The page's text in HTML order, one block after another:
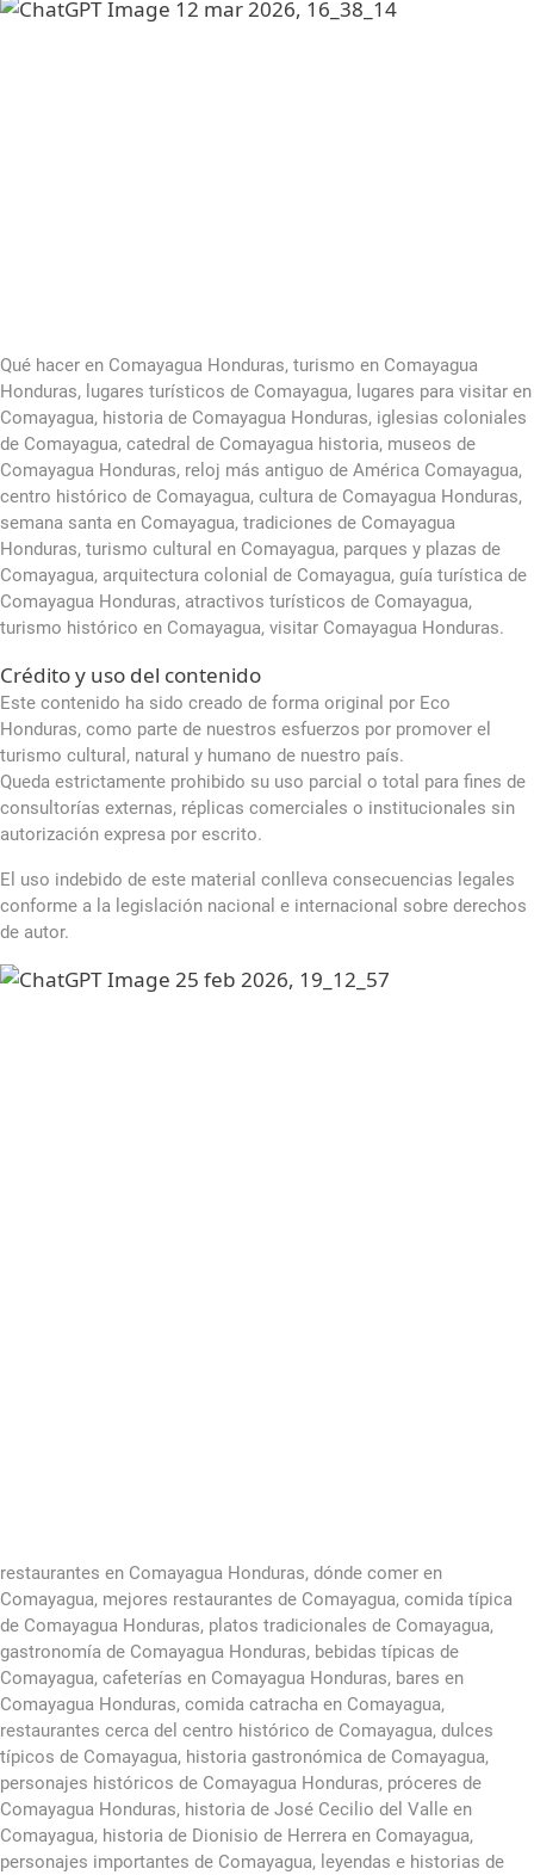
Qué hacer en Comayagua Honduras, turismo en Comayagua
Honduras, lugares turísticos de Comayagua, lugares para visitar en
Comayagua, historia de Comayagua Honduras, iglesias coloniales
de Comayagua, catedral de Comayagua historia, museos de
Comayagua Honduras, reloj más antiguo de América Comayagua,
centro histórico de Comayagua, cultura de Comayagua Honduras,
semana santa en Comayagua, tradiciones de Comayagua
Honduras, turismo cultural en Comayagua, parques y plazas de
Comayagua, arquitectura colonial de Comayagua, guía turística de
Comayagua Honduras, atractivos turísticos de Comayagua,
turismo histórico en Comayagua, visitar Comayagua Honduras.
Crédito y uso del contenido
Este contenido ha sido creado de forma original por Eco
Honduras, como parte de nuestros esfuerzos por promover el
turismo cultural, natural y humano de nuestro país.
Queda estrictamente prohibido su uso parcial o total para fines de
consultorías externas, réplicas comerciales o institucionales sin
autorización expresa por escrito.
El uso indebido de este material conlleva consecuencias legales
conforme a la legislación nacional e internacional sobre derechos
de autor.
restaurantes en Comayagua Honduras, dónde comer en
Comayagua, mejores restaurantes de Comayagua, comida típica
de Comayagua Honduras, platos tradicionales de Comayagua,
gastronomía de Comayagua Honduras, bebidas típicas de
Comayagua, cafeterías en Comayagua Honduras, bares en
Comayagua Honduras, comida catracha en Comayagua,
restaurantes cerca del centro histórico de Comayagua, dulces
típicos de Comayagua, historia gastronómica de Comayagua,
personajes históricos de Comayagua Honduras, próceres de
Comayagua Honduras, historia de José Cecilio del Valle en
Comayagua, historia de Dionisio de Herrera en Comayagua,
personajes importantes de Comayagua, leyendas e historias de